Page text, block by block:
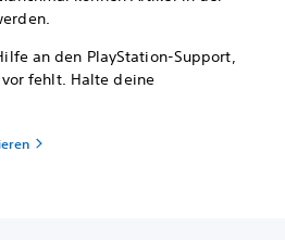
an den PlayStation-Support,
fehlt. Halte deine